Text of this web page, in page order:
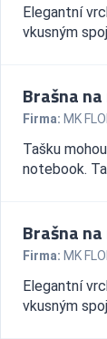
Elegantní
vkusným
Brašna
Firma: MK
Tašku
notebook.
Brašna
Firma: MK
Elegantní
vkusným